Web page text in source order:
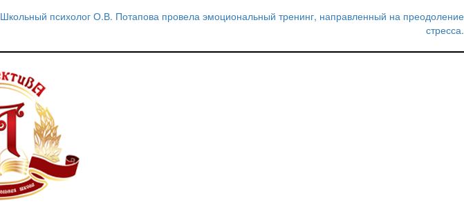
Школьный психолог О.В. Потапова провела эмоциональный тренинг, направленный на преодоление
стресса.